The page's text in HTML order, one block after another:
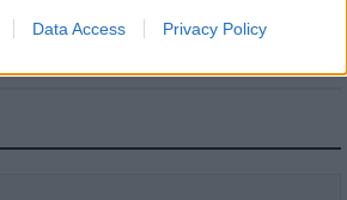
Data Access Privacy Policy